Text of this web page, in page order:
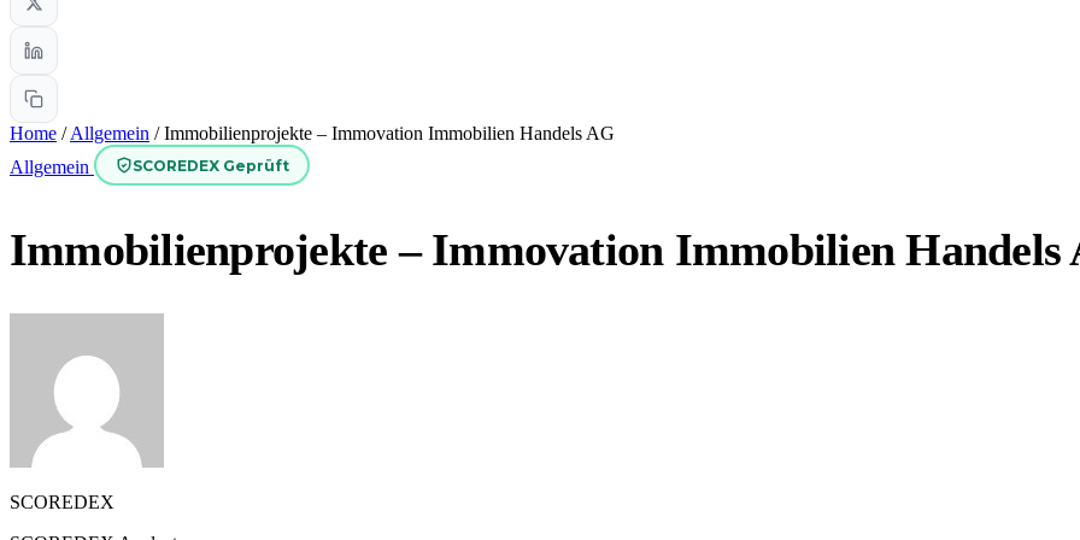
Home / Allgemein / Immobilienprojekte – Immovation Immobilien Handels AG
Allgemein
SCOREDEX Geprüft
Immobilienprojekte – Immovation Immobilien Handels
SCOREDEX